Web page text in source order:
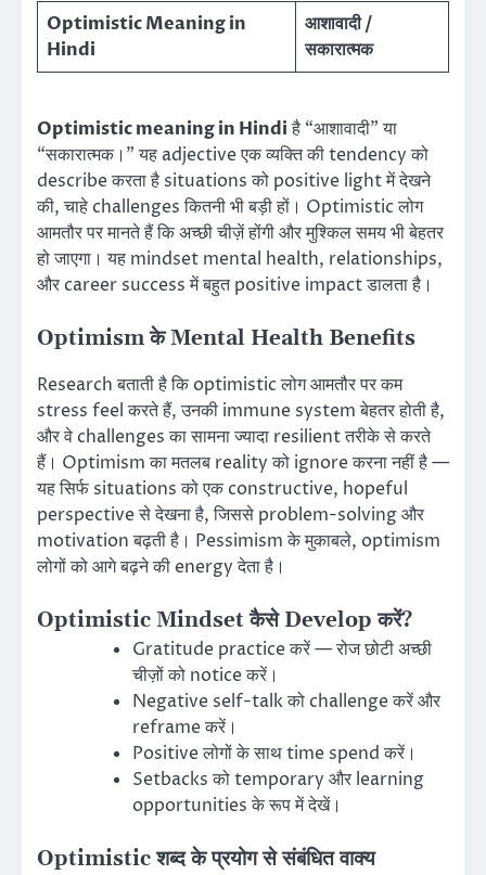
Optimistic Meaning in
Hindi
आशावादी /
सकारात्मक
Optimistic meaning in Hindiहै “आशावादी” या
“सकारात्मक।” यह adjective एक व्यक्ति की tendency को
describe करता है situations को positive light में देखने
की, चाहे challenges कितनी भी बड़ी हों। Optimistic लोग
आमतौर पर मानते हैं कि अच्छी चीज़ें होंगी और मुश्किल समय भी बेहतर
हो जाएगा। यह mindset mental health, relationships,
और career success में बहुत positive impact डालता है।
Optimism के Mental Health Benefits
Research बताती है कि optimistic लोग आमतौर पर कम
stress feel करते हैं, उनकी immune system बेहतर होती है,
और वे challenges का सामना ज्यादा resilient तरीके से करते
हैं। Optimism का मतलब reality को ignore करना नहीं है —
यह सिर्फ situations को एक constructive, hopeful
perspective से देखना है, जिससे problem-solving और
motivation बढ़ती है। Pessimism के मुकाबले, optimism
लोगों को आगे बढ़ने की energy देता है।
Optimistic Mindset कैसे Develop करें?
Gratitude practice करें — रोज छोटी अच्छी
चीज़ों को notice करें।
Negative self-talk को challenge करें और
reframe करें।
Positive लोगों के साथ time spend करें।
Setbacks को temporary और learning
opportunities के रूप में देखें।
Optimistic शब्द के प्रयोग से संबंधित वाक्य